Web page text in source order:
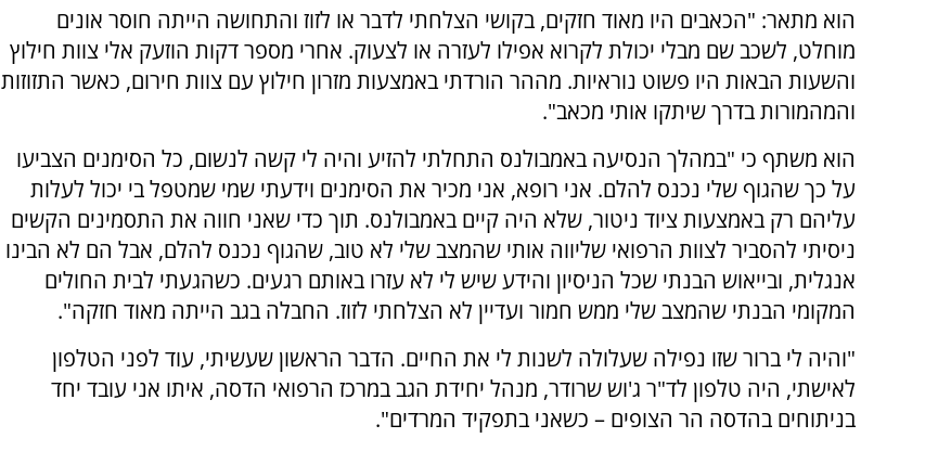
הוא מתאר: "הכאבים היו מאוד חזקים, בקושי הצלחתי לדבר או לזוז והתחושה הייתה חוסר אונים
מוחלט, לשכב שם מבלי יכולת לקרוא אפילו לעזרה או לצעוק. אחרי מספר דקות הוזעק אלי צוות חילוץ
והשעות הבאות היו פשוט נוראיות. מההר הורדתי באמצעות מזרון חילוץ עם צוות חירום, כאשר התזוזות
והמהמורות בדרך שיתקו אותי מכאב".
הוא משתף כי "במהלך הנסיעה באמבולנס התחלתי להזיע והיה לי קשה לנשום, כל הסימנים הצביעו
על כך שהגוף שלי נכנס להלם. אני רופא, אני מכיר את הסימנים וידעתי שמי שמטפל בי יכול לעלות
עליהם רק באמצעות ציוד ניטור, שלא היה קיים באמבולנס. תוך כדי שאני חווה את התסמינים הקשים
ניסיתי להסביר לצוות הרפואי שליווה אותי שהמצב שלי לא טוב, שהגוף נכנס להלם, אבל הם לא הבינו
אנגלית, ובייאוש הבנתי שכל הניסיון והידע שיש לי לא עזרו באותם רגעים. כשהגעתי לבית החולים
המקומי הבנתי שהמצב שלי ממש חמור ועדיין לא הצלחתי לזוז. החבלה בגב הייתה מאוד חזקה".
"והיה לי ברור שזו נפילה שעלולה לשנות לי את החיים. הדבר הראשון שעשיתי, עוד לפני הטלפון
לאישתי, היה טלפון לד"ר ג'וש שרודר, מנהל יחידת הגב במרכז הרפואי הדסה, איתו אני עובד יחד
בניתוחים בהדסה הר הצופים – כשאני בתפקיד המרדים".